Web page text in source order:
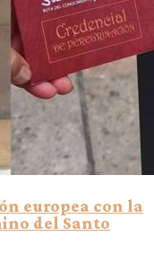
europea con la
del Santo